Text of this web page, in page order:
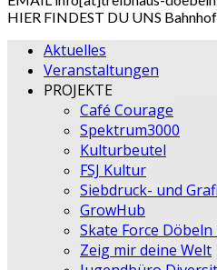
HIER FINDEST DU UNS
Aktuelles
Veranstaltungen
PROJEKTE
Café Courage
Spektrum3000
Kulturbeutel
FSJ Kultur
Siebdruck- und
GrowHub
Skate Force Döbeln
Zeig mir deine Welt